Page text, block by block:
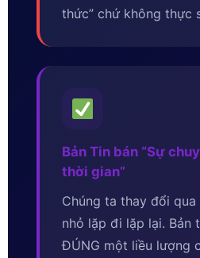
thức” chứ không thực
Bản Tin bán “Sự
thời gian”
Chúng ta thay đổi
nhỏ lặp đi lặp lại. Bản
ĐÚNG một liều lượng